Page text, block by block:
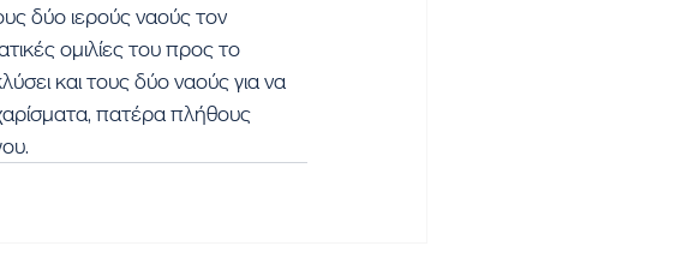
δύο ιερούς ναούς τον
ομιλίες του προς το
και τους δύο ναούς για να
πατέρα πλήθους